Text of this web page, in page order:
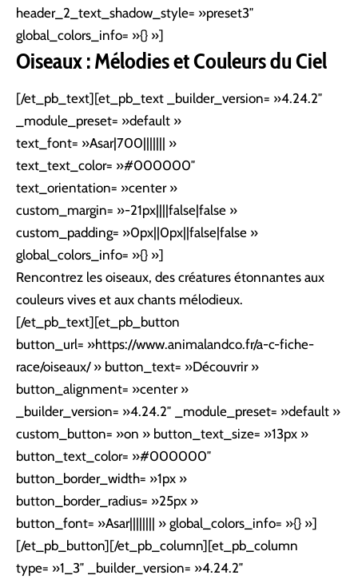
header_2_text_shadow_style= »preset3″
global_colors_info= »{} »]
Oiseaux : Mélodies et Couleurs du Ciel
[/et_pb_text][et_pb_text _builder_version= »4.24.2″
_module_preset= »default »
text_font= »Asar|700||||||| »
text_text_color= »#000000″
text_orientation= »center »
custom_margin= »-21px||||false|false »
custom_padding= »0px||0px||false|false »
global_colors_info= »{} »]
Rencontrez les oiseaux, des créatures étonnantes aux
couleurs vives et aux chants mélodieux.
[/et_pb_text][et_pb_button
button_url= »https://www.animalandco.fr/a-c-fiche-
race/oiseaux/ » button_text= »Découvrir »
button_alignment= »center »
_builder_version= »4.24.2″ _module_preset= »default »
custom_button= »on » button_text_size= »13px »
button_text_color= »#000000″
button_border_width= »1px »
button_border_radius= »25px »
button_font= »Asar|||||||| » global_colors_info= »{} »]
[/et_pb_button][/et_pb_column][et_pb_column
type= »1_3″ _builder_version= »4.24.2″